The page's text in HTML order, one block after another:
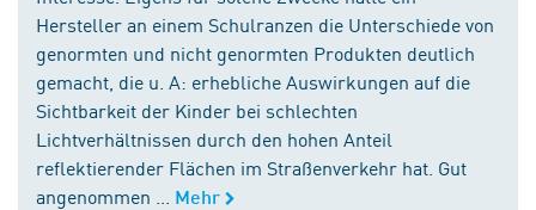
Hersteller an einem Schulranzen die Unterschiede von
genormten und nicht genormten Produkten deutlich
gemacht, die u. A: erhebliche Auswirkungen auf die
Sichtbarkeit der Kinder bei schlechten
Lichtverhältnissen durch den hohen Anteil
reflektierender Flächen im Straßenverkehr hat. Gut
angenommen ...
Mehr